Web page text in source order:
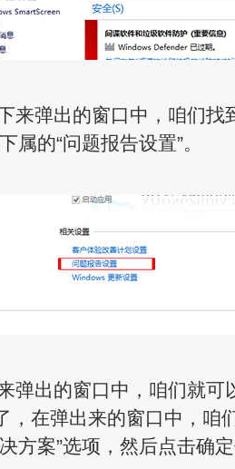
弹出的窗口中，咱们找
属的“问题报告设置”。
出的窗口中，咱们就可
，在弹出来的窗口中，咱
方案”选项，然后点击确